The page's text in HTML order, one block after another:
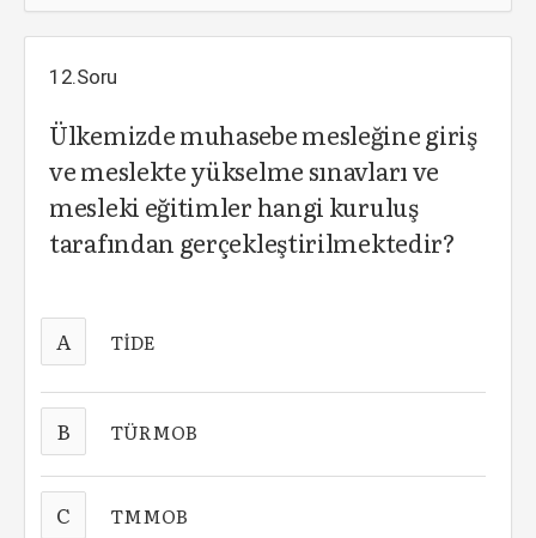
12.Soru
Ülkemizde muhasebe mesleğine giriş
ve meslekte yükselme sınavları ve
mesleki eğitimler hangi kuruluş
tarafından gerçekleştirilmektedir?
A TİDE
B TÜRMOB
C TMMOB